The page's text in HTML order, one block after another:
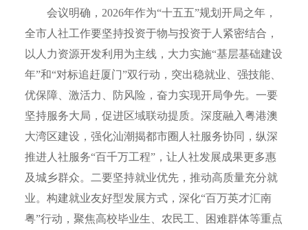
会议明确，2026年作为“十五五”规划开局之年，
全市人社工作要坚持投资于物与投资于人紧密结合，
以人力资源开发利用为主线，大力实施“基层基础建设
年”和“对标追赶厦门”双行动，突出稳就业、强技能、
优保障、激活力、防风险，奋力实现开局争先。一要
坚持服务大局，促进区域联动提质。深度融入粤港澳
大湾区建设，强化汕潮揭都市圈人社服务协同，纵深
推进人社服务“百千万工程”，让人社发展成果更多惠
及城乡群众。二要坚持就业优先，推动高质量充分就
业。构建就业友好型发展方式，深化“百万英才汇南
粤”行动，聚焦高校毕业生、农民工、困难群体等重点